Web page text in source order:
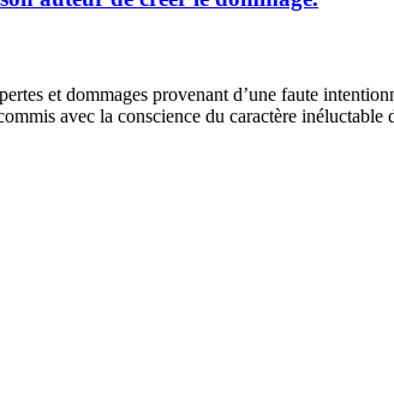
et dommages provenant d’une faute
avec la conscience du caractère inéluctable